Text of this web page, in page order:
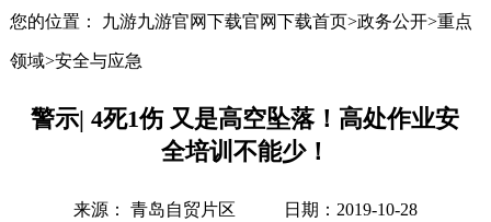
您的位置： 九游九游官网下载官网下载首页>政务公开>重点
领域>安全与应急
警示| 4死1伤 又是高空坠落！高处作业安
全培训不能少！
来源： 青岛自贸片区 日期：2019-10-28